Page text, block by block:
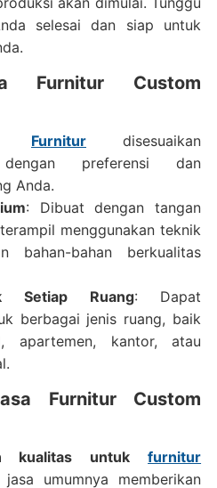
selesai dan siap untuk
Furnitur Custom
Furnitur disesuaikan
dengan preferensi dan
Anda.
: Dibuat dengan tangan
menggunakan teknik
bahan-bahan berkualitas
Setiap Ruang: Dapat
berbagai jenis ruang, baik
apartemen, kantor, atau
Furnitur Custom
kualitas untukfurnitur
umumnya memberikan